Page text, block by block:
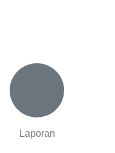
Laporan